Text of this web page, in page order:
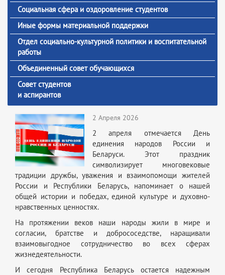
Социальная сфера и оздоровление студентов
Иные формы материальной поддержки
Отдел социально-культурной политики и воспитательной
работы
Объединенный совет обучающихся
Совет студентов
и аспирантов
2 Апреля 2026
2 апреля отмечается День
единения народов России и
Беларуси. Этот праздник
символизирует многовековые
традиции дружбы, уважения и взаимопомощи жителей
России и Республики Беларусь, напоминает о нашей
общей истории и победах, единой культуре и духовно-
нравственных ценностях.
На протяжении веков наши народы жили в мире и
согласии, братстве и добрососедстве, наращивали
взаимовыгодное сотрудничество во всех сферах
жизнедеятельности.
И сегодня Республика Беларусь остается надежным